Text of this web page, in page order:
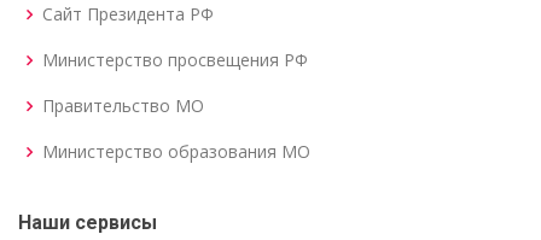
Сайт Президента РФ
Министерство просвещения РФ
Правительство МО
Министерство образования МО
Наши сервисы